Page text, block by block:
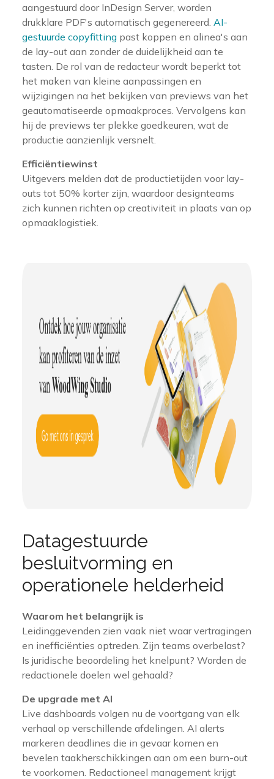
aangestuurd door InDesign Server, worden
drukklare PDF's automatisch gegenereerd. AI-
gestuurde copyfitting past koppen en alinea's aan
de lay-out aan zonder de duidelijkheid aan te
tasten. De rol van de redacteur wordt beperkt tot
het maken van kleine aanpassingen en
wijzigingen na het bekijken van previews van het
geautomatiseerde opmaakproces. Vervolgens kan
hij de previews ter plekke goedkeuren, wat de
productie aanzienlijk versnelt.
Efficiëntiewinst
Uitgevers melden dat de productietijden voor lay-
outs tot 50% korter zijn, waardoor designteams
zich kunnen richten op creativiteit in plaats van op
opmaaklogistiek.
Datagestuurde
besluitvorming en
operationele helderheid
Waarom het belangrijk is
Leidinggevenden zien vaak niet waar vertragingen
en inefficiënties optreden. Zijn teams overbelast?
Is juridische beoordeling het knelpunt? Worden de
redactionele doelen wel gehaald?
De upgrade met AI
Live dashboards volgen nu de voortgang van elk
verhaal op verschillende afdelingen. AI alerts
markeren deadlines die in gevaar komen en
bevelen taakherschikkingen aan om een burn-out
te voorkomen. Redactioneel management krijgt